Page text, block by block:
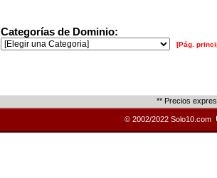
Categorías de Dominio:
[Pág.
** Precios
© 2002/2022 Solo10.com